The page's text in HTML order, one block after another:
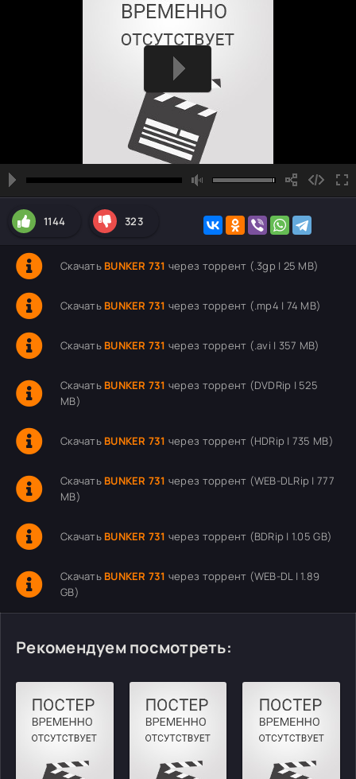
1144 323
Скачать BUNKER 731 через торрент (.3gp | 25 MB)
Скачать BUNKER 731 через торрент (.mp4 | 74 MB)
Скачать BUNKER 731 через торрент (.avi | 357 MB)
Скачать BUNKER 731 через торрент (DVDRip | 525
MB)
Скачать BUNKER 731 через торрент (HDRip | 735 MB)
Скачать BUNKER 731 через торрент (WEB-DLRip | 777
MB)
Скачать BUNKER 731 через торрент (BDRip | 1.05 GB)
Скачать BUNKER 731 через торрент (WEB-DL | 1.89
GB)
Рекомендуем посмотреть: